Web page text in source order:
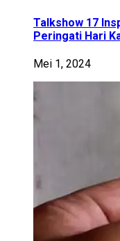
Talkshow 17
Peringati Hari
Mei 1, 2024